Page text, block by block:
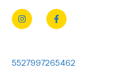
5527997265462